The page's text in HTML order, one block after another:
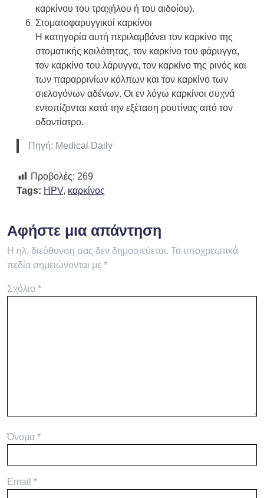
καρκίνου του τραχήλου ή του αιδοίου).
Στοματοφαρυγγικοί καρκίνοι
Η κατηγορία αυτή περιλαμβάνει τον καρκίνο της
στοματικής κοιλότητας, τον καρκίνο του φάρυγγα,
τον καρκίνο του λάρυγγα, τον καρκίνο της ρινός και
των παραρρινίων κόλπων και τον καρκίνο των
σιελογόνων αδένων. Οι εν λόγω καρκίνοι συχνά
εντοπίζονται κατά την εξέταση ρουτίνας από τον
οδοντίατρο.
Πηγή: Medical Daily
Προβολές: 269
Tags: HPV, καρκίνος
Αφήστε μια απάντηση
Η ηλ. διεύθυνση σας δεν δημοσιεύεται. Τα υποχρεωτικά
πεδία σημειώνονται με *
Σχόλιο *
Όνομα *
Email *